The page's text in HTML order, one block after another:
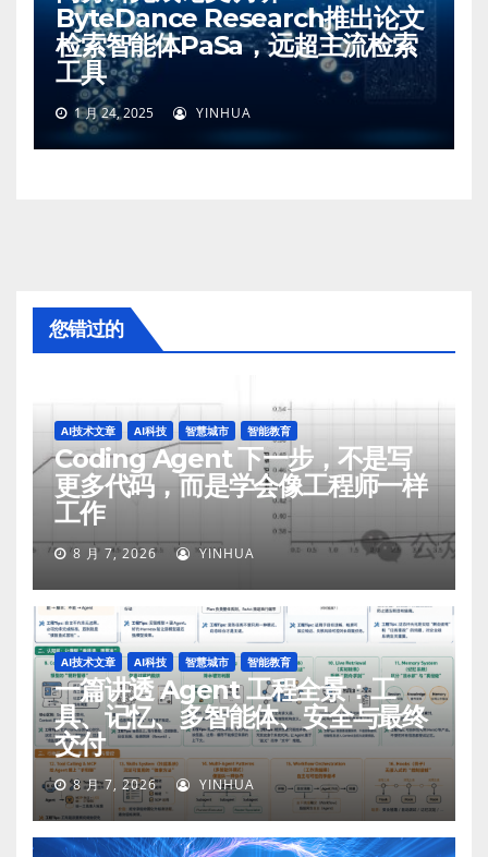
ByteDance Research推出论文
检索智能体PaSa，远超主流检索
工具
1 月 24, 2025 YINHUA
您错过的
AI技术文章 AI科技 智慧城市 智能教育
Coding Agent 下一步，不是写
更多代码，而是学会像工程师一样
工作
8 月 7, 2026 YINHUA
AI技术文章 AI科技 智慧城市 智能教育
一篇讲透 Agent 工程全景：工
具、记忆、多智能体、安全与最终
交付
8 月 7, 2026 YINHUA